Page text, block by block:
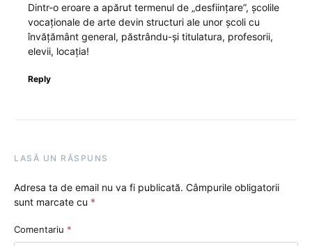
Dintr-o eroare a apărut termenul de „desființare”, școlile
vocaționale de arte devin structuri ale unor școli cu
învățământ general, păstrându-și titulatura, profesorii,
elevii, locația!
Reply
LASĂ UN RĂSPUNS
Adresa ta de email nu va fi publicată. Câmpurile obligatorii
sunt marcate cu *
Comentariu *